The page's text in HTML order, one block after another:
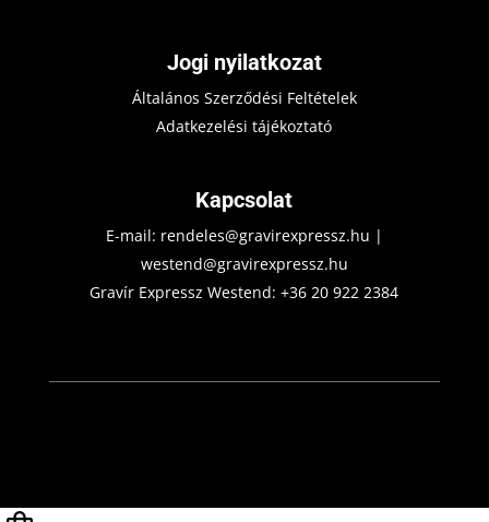
Jogi nyilatkozat
Általános Szerződési Feltételek
Adatkezelési tájékoztató
Kapcsolat
E-mail: rendeles@gravirexpressz.hu |
westend@gravirexpressz.hu
Gravír Expressz Westend:+36 20 922 2384